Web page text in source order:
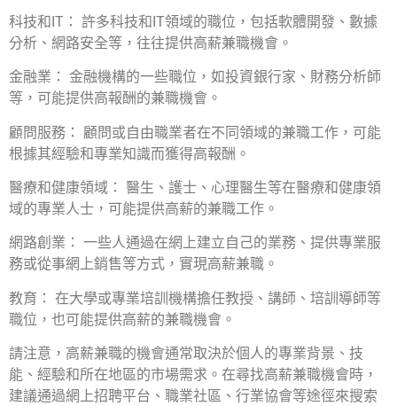
科技和IT： 許多科技和IT領域的職位，包括軟體開發、數據
分析、網路安全等，往往提供高薪兼職機會。
金融業： 金融機構的一些職位，如投資銀行家、財務分析師
等，可能提供高報酬的兼職機會。
顧問服務： 顧問或自由職業者在不同領域的兼職工作，可能
根據其經驗和專業知識而獲得高報酬。
醫療和健康領域： 醫生、護士、心理醫生等在醫療和健康領
域的專業人士，可能提供高薪的兼職工作。
網路創業： 一些人通過在網上建立自己的業務、提供專業服
務或從事網上銷售等方式，實現高薪兼職。
教育： 在大學或專業培訓機構擔任教授、講師、培訓導師等
職位，也可能提供高薪的兼職機會。
請注意，高薪兼職的機會通常取決於個人的專業背景、技
能、經驗和所在地區的市場需求。在尋找高薪兼職機會時，
建議通過網上招聘平台、職業社區、行業協會等途徑來搜索